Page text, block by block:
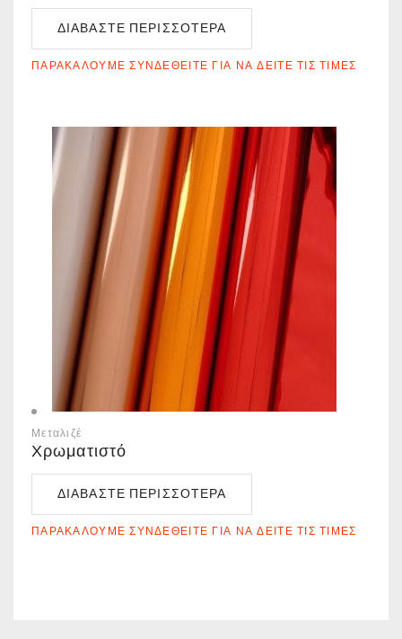
ΔΙΑΒΆΣΤΕ ΠΕΡΙΣΣΌΤΕΡΑ
ΠΑΡΑΚΑΛΟΎΜΕ ΣΥΝΔΕΘΕΊΤΕ ΓΙΑ ΝΑ ΔΕΊΤΕ ΤΙΣ ΤΙΜΈΣ
Μεταλιζέ
Χρωματιστό
ΔΙΑΒΆΣΤΕ ΠΕΡΙΣΣΌΤΕΡΑ
ΠΑΡΑΚΑΛΟΎΜΕ ΣΥΝΔΕΘΕΊΤΕ ΓΙΑ ΝΑ ΔΕΊΤΕ ΤΙΣ ΤΙΜΈΣ